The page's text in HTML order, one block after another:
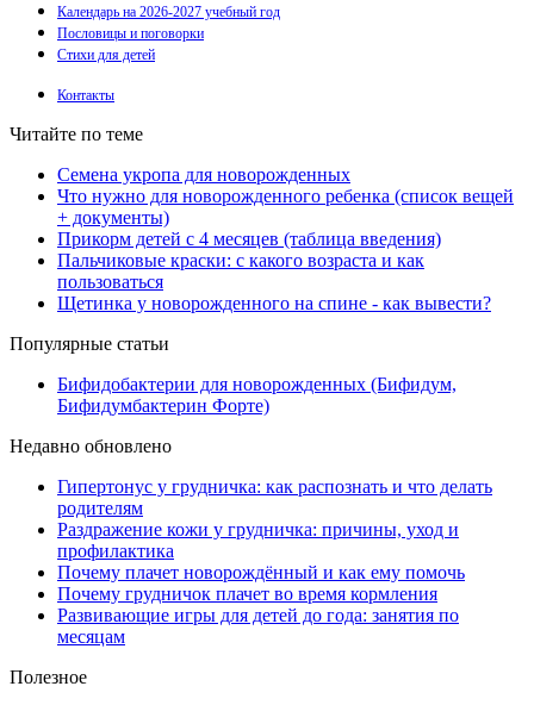
Календарь на 2026-2027 учебный год
Пословицы и поговорки
Стихи для детей
Контакты
Читайте по теме
Семена укропа для новорожденных
Что нужно для новорожденного ребенка (список вещей
+ документы)
Прикорм детей с 4 месяцев (таблица введения)
Пальчиковые краски: с какого возраста и как
пользоваться
Щетинка у новорожденного на спине - как вывести?
Популярные статьи
Бифидобактерии для новорожденных (Бифидум,
Бифидумбактерин Форте)
Недавно обновлено
Гипертонус у грудничка: как распознать и что делать
родителям
Раздражение кожи у грудничка: причины, уход и
профилактика
Почему плачет новорождённый и как ему помочь
Почему грудничок плачет во время кормления
Развивающие игры для детей до года: занятия по
месяцам
Полезное